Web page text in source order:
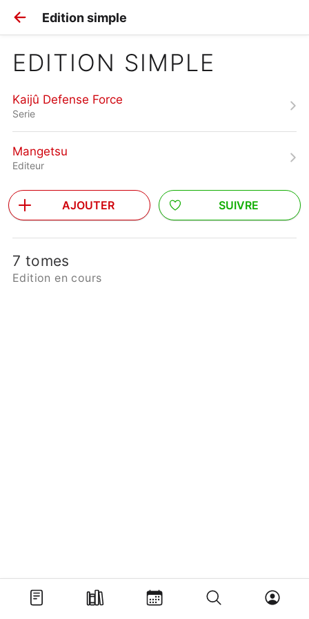
Edition simple
EDITION SIMPLE
Kaijû Defense Force
Serie
Mangetsu
Editeur
AJOUTER SUIVRE
7 tomes
Edition en cours